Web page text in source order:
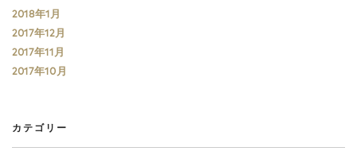
2018年1月
2017年12月
2017年11月
2017年10月
カテゴリー